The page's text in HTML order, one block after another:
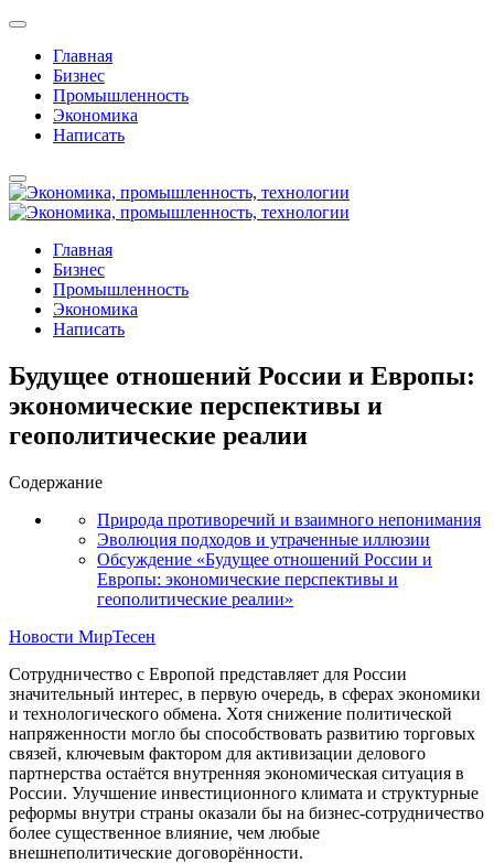
Главная
Бизнес
Промышленность
Экономика
Написать
Главная
Бизнес
Промышленность
Экономика
Написать
Будущее отношений России и Европы:
экономические перспективы и
геополитические реалии
Содержание
Природа противоречий и взаимного непонимания
Эволюция подходов и утраченные иллюзии
Обсуждение «Будущее отношений России и
Европы: экономические перспективы и
геополитические реалии»
Новости МирТесен
Сотрудничество с Европой представляет для России
значительный интерес, в первую очередь, в сферах экономики
и технологического обмена. Хотя снижение политической
напряженности могло бы способствовать развитию торговых
связей, ключевым фактором для активизации делового
партнерства остаётся внутренняя экономическая ситуация в
России. Улучшение инвестиционного климата и структурные
реформы внутри страны оказали бы на бизнес-сотрудничество
более существенное влияние, чем любые
внешнеполитические договорённости.